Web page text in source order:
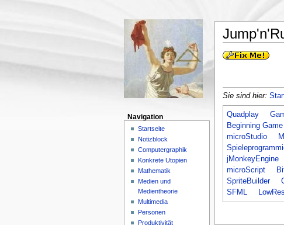
Sie sind hier:
Quadplay
Beginning
microStudio
jMonkeyEngine
microScript
SpriteBuilder
SFML
Navigation
Startseite
Notizblock
Computergraphik
Konkrete Utopien
Mathematik
Medien und
Medientheorie
Multimedia
Personen
Produktivität